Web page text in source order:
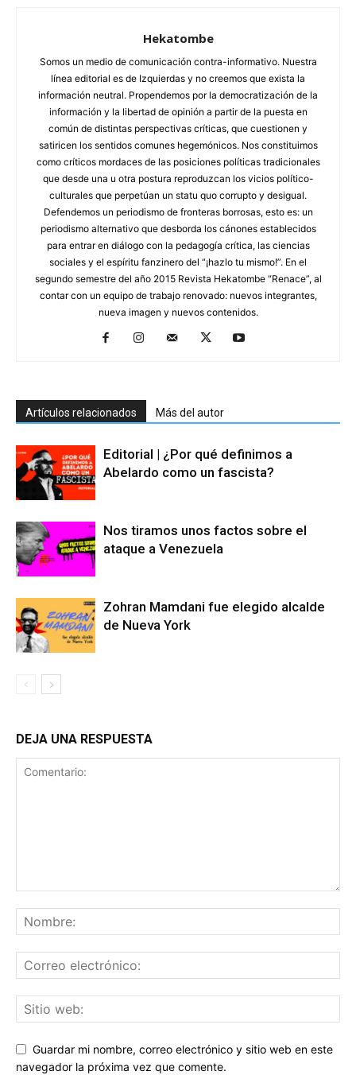
Hekatombe
Somos un medio de comunicación contra-informativo. Nuestra
línea editorial es de Izquierdas y no creemos que exista la
información neutral. Propendemos por la democratización de la
información y la libertad de opinión a partir de la puesta en
común de distintas perspectivas críticas, que cuestionen y
satiricen los sentidos comunes hegemónicos. Nos constituimos
como críticos mordaces de las posiciones políticas tradicionales
que desde una u otra postura reproduzcan los vicios político-
culturales que perpetúan un statu quo corrupto y desigual.
Defendemos un periodismo de fronteras borrosas, esto es: un
periodismo alternativo que desborda los cánones establecidos
para entrar en diálogo con la pedagogía crítica, las ciencias
sociales y el espíritu fanzinero del “¡hazlo tu mismo!”. En el
segundo semestre del año 2015 Revista Hekatombe “Renace”, al
contar con un equipo de trabajo renovado: nuevos integrantes,
nueva imagen y nuevos contenidos.
Artículos relacionados Más del autor
Editorial | ¿Por qué definimos a
Abelardo como un fascista?
Nos tiramos unos factos sobre el
ataque a Venezuela
Zohran Mamdani fue elegido alcalde
de Nueva York
DEJA UNA RESPUESTA
Guardar mi nombre, correo electrónico y sitio web en este
navegador la próxima vez que comente.